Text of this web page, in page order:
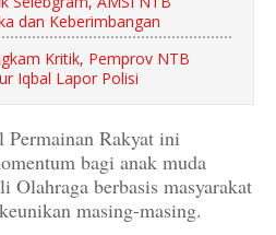
dan Keberimbangan
Kritik, Pemprov NTB
Iqbal Lapor Polisi
Permainan Rakyat ini
bagi anak muda
Olahraga berbasis masyarakat
masing-masing.